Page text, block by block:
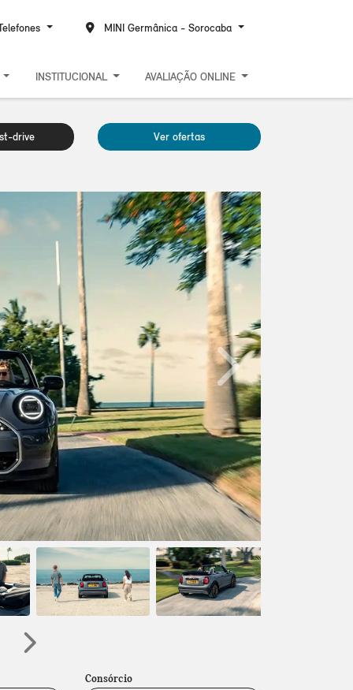
MINI Germânica - Sorocaba
INSTITUCIONAL AVALIAÇÃO ONLINE
drive Ver ofertas
Próximo
Próximo
Consórcio